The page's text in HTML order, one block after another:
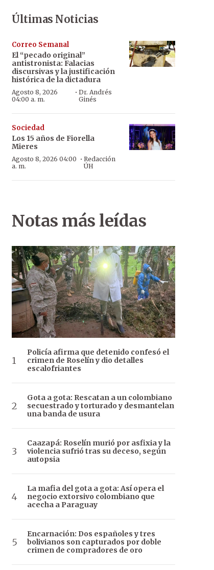
Últimas Noticias
Correo Semanal
El “pecado original”
antistronista: Falacias
discursivas y la justificación
histórica de la dictadura
Agosto 8, 2026
04:00 a. m.
·Dr. Andrés
Ginés
Sociedad
Los 15 años de Fiorella
Mieres
Agosto 8, 2026 04:00
a. m.
· Redacción
ÚH
Notas más leídas
Policía afirma que detenido confesó el
crimen de Roselín y dio detalles
escalofriantes
Gota a gota: Rescatan a un colombiano
secuestrado y torturado y desmantelan
una banda de usura
Caazapá: Roselín murió por asfixia y la
violencia sufrió tras su deceso, según
autopsia
La mafia del gota a gota: Así opera el
negocio extorsivo colombiano que
acecha a Paraguay
Encarnación: Dos españoles y tres
bolivianos son capturados por doble
crimen de compradores de oro